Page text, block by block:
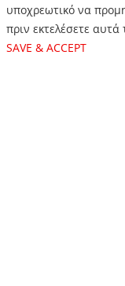
υποχρεωτικό να
πριν εκτελέσετε
SAVE & ACCEPT